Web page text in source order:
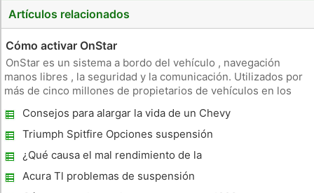
Artículos relacionados
Cómo activar OnStar
OnStar es un sistema a bordo del vehículo , navegación
manos libres , la seguridad y la comunicación. Utilizados por
más de cinco millones de propietarios de vehículos en los
basa en los servicios celulares CDMA para permitir la
comunicación
Consejos para alargar la vida de un Chevy
Cobalt
Triumph Spitfire Opciones suspensión
trasera
¿Qué causa el mal rendimiento de la
gasolina?
Acura Tl problemas de suspensión